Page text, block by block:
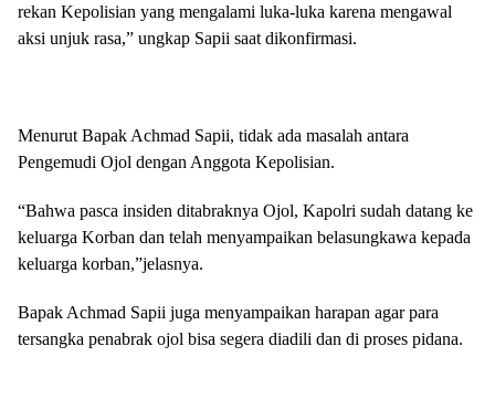
rekan Kepolisian yang mengalami luka-luka karena mengawal
aksi unjuk rasa,” ungkap Sapii saat dikonfirmasi.
Menurut Bapak Achmad Sapii, tidak ada masalah antara
Pengemudi Ojol dengan Anggota Kepolisian.
“Bahwa pasca insiden ditabraknya Ojol, Kapolri sudah datang ke
keluarga Korban dan telah menyampaikan belasungkawa kepada
keluarga korban,”jelasnya.
Bapak Achmad Sapii juga menyampaikan harapan agar para
tersangka penabrak ojol bisa segera diadili dan di proses pidana.